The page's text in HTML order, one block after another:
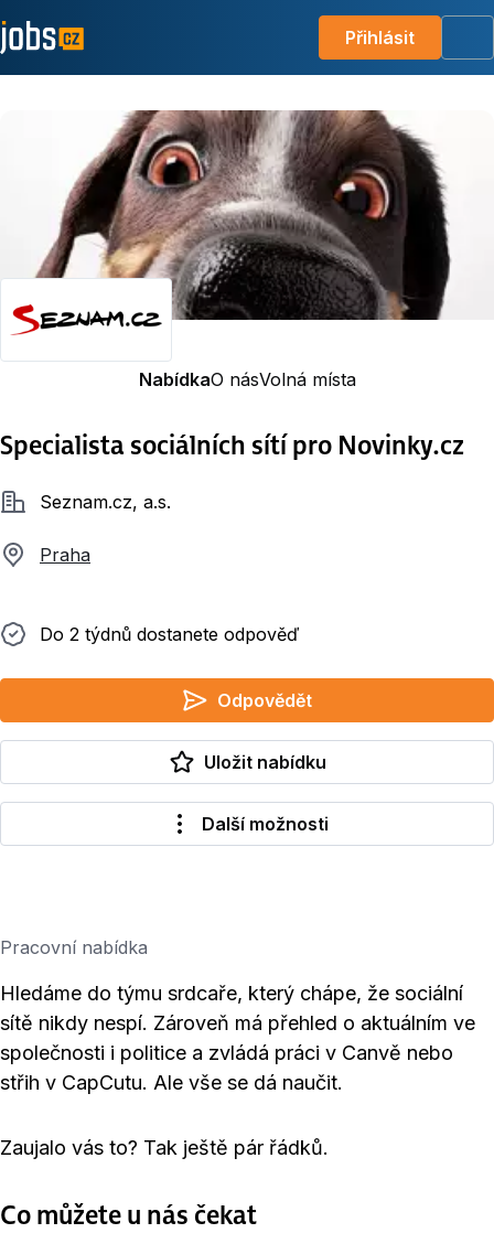
Přihlásit
NabídkaO násVolná místa
Specialista sociálních sítí pro Novinky.cz
SpolečnostSeznam.cz, a.s.
Praha
Do 2 týdnů dostanete odpověď
Do 2 týdnů dostanete odpověď
Odpovědět
Uložit nabídku
Další možnosti
Pracovní nabídka
Hledáme do týmu srdcaře, který chápe, že sociální
sítě nikdy nespí. Zároveň má přehled o aktuálním ve
společnosti i politice a zvládá práci v Canvě nebo
střih v CapCutu. Ale vše se dá naučit.
Zaujalo vás to? Tak ještě pár řádků.
Co můžete u nás čekat